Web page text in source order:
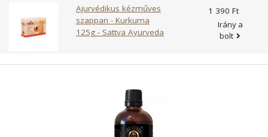
Ajurvédikus kézműves
szappan - Kurkuma
125g - Sattva Ayurveda
1 390 Ft
Irány a
bolt